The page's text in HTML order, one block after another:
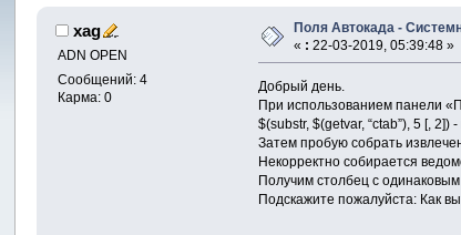
xag
ADN OPEN
Сообщений: 4
Карма: 0
Поля Автокада -
« : 22-03-2019, 05:39:48 »
Добрый день.
При использованием панели
$(substr, $(getvar, “ctab”), 5 [,
Затем пробую собрать
Некорректно собирается
Получим столбец с
Подскажите пожалуйста: Как